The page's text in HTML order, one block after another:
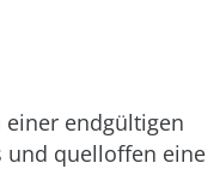
einer endgültigen
und quelloffen eine